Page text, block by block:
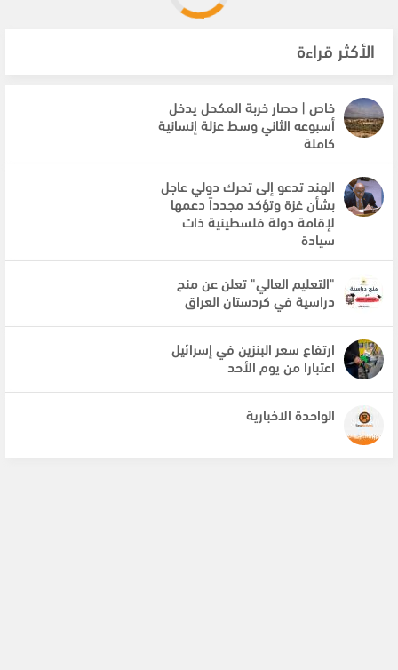
الأكثر قراءة
خاص | حصار خربة المكحل يدخل
أسبوعه الثاني وسط عزلة إنسانية
كاملة
الهند تدعو إلى تحرك دولي عاجل
بشأن غزة وتؤكد مجدداً دعمها
لإقامة دولة فلسطينية ذات
سيادة
"التعليم العالي" تعلن عن منح
دراسية في كردستان العراق
ارتفاع سعر البنزين في إسرائيل
اعتبارا من يوم الأحد
الواحدة الاخبارية